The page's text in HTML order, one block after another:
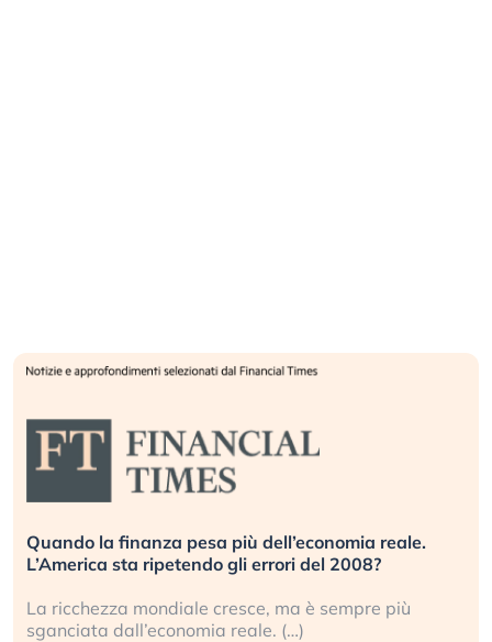
Russia e Cina pronti a spegnere Starlink. Gli
investitori stanno sottovalutando il rischio?
Gli investitori tech continuano a ignorare il rischio
geopolitico: il (…)